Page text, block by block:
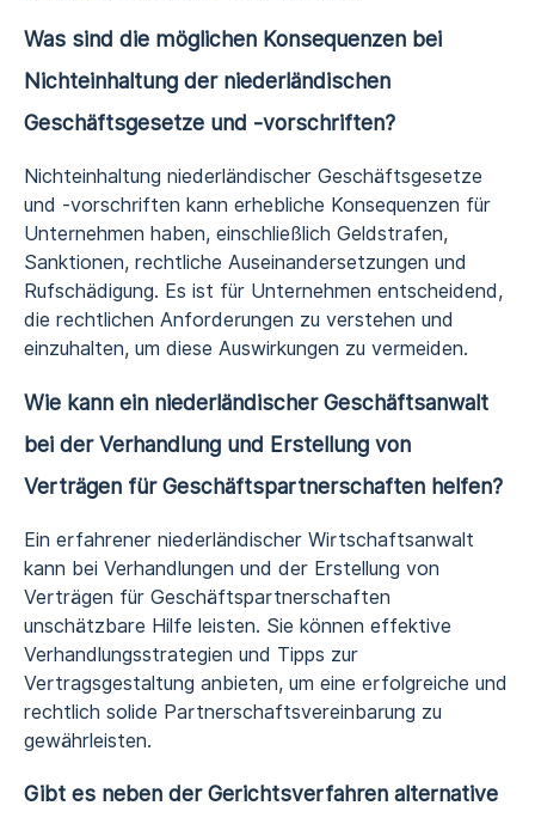
Was sind die möglichen Konsequenzen bei
Nichteinhaltung der niederländischen
Geschäftsgesetze und -vorschriften?
Nichteinhaltung niederländischer Geschäftsgesetze
und -vorschriften kann erhebliche Konsequenzen für
Unternehmen haben, einschließlich Geldstrafen,
Sanktionen, rechtliche Auseinandersetzungen und
Rufschädigung. Es ist für Unternehmen entscheidend,
die rechtlichen Anforderungen zu verstehen und
einzuhalten, um diese Auswirkungen zu vermeiden.
Wie kann ein niederländischer Geschäftsanwalt
bei der Verhandlung und Erstellung von
Verträgen für Geschäftspartnerschaften helfen?
Ein erfahrener niederländischer Wirtschaftsanwalt
kann bei Verhandlungen und der Erstellung von
Verträgen für Geschäftspartnerschaften
unschätzbare Hilfe leisten. Sie können effektive
Verhandlungsstrategien und Tipps zur
Vertragsgestaltung anbieten, um eine erfolgreiche und
rechtlich solide Partnerschaftsvereinbarung zu
gewährleisten.
Gibt es neben der Gerichtsverfahren alternative